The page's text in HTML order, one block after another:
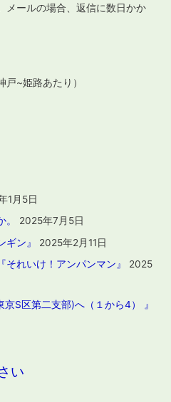
メールの場合、返信に数日かか
~姫路あたり）
1月5日
2025年7月5日
ン』
2025年2月11日
れいけ！アンパンマン』
2025
S区第二支部)へ（１から4） 』
い